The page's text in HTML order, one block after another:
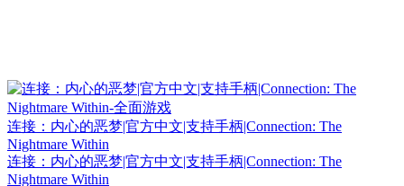
连接：内心的恶梦|官方中文|支持手柄|Connection: The
Nightmare Within
连接：内心的恶梦|官方中文|支持手柄|Connection: The
Nightmare Within